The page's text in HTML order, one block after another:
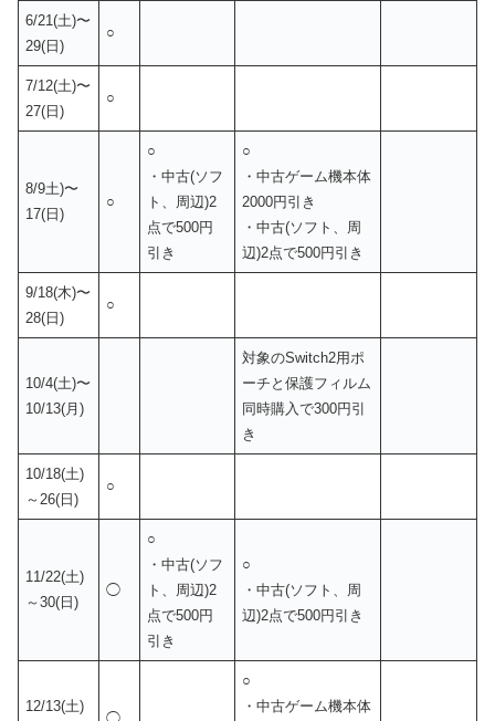
6/21(土)〜
29(日)
○
7/12(土)〜
27(日)
○
8/9土)〜
17(日)
○
○
・中古(ソフ
ト、周辺)2
点で500円
引き
○
・中古ゲーム機本体
2000円引き
・中古(ソフト、周
辺)2点で500円引き
9/18(木)〜
28(日)
○
10/4(土)〜
10/13(月)
対象のSwitch2用ポ
ーチと保護フィルム
同時購入で300円引
き
10/18(土)
～26(日)
○
11/22(土)
～30(日)
◯
○
・中古(ソフ
ト、周辺)2
点で500円
引き
○
・中古(ソフト、周
辺)2点で500円引き
12/13(土)
○
・中古ゲーム機本体